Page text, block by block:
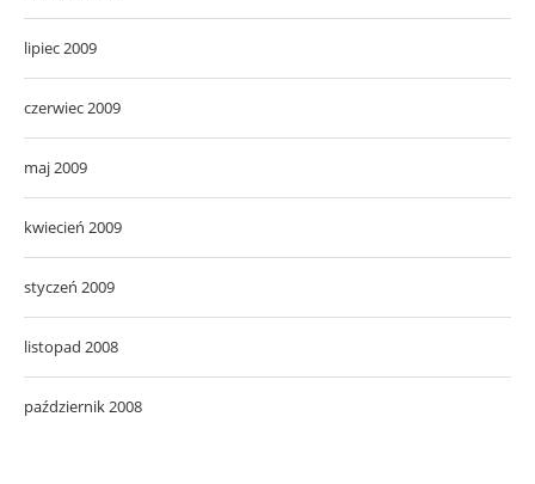
lipiec 2009
czerwiec 2009
maj 2009
kwiecień 2009
styczeń 2009
listopad 2008
październik 2008